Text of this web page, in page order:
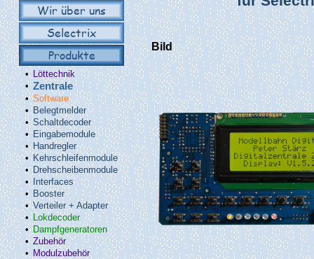
Wir über uns
Selectrix
Produkte
• Löttechnik
• Zentrale
• Software
• Belegtmelder
•Schaltdecoder
• Eingabemodule
• Handregler
• Kehrschleifenmodule
• Drehscheibenmodule
• Interfaces
• Booster
• Verteiler + Adapter
• Lokdecoder
• Dampfgeneratoren
•Zubehör
• Modulzubehör
Bild